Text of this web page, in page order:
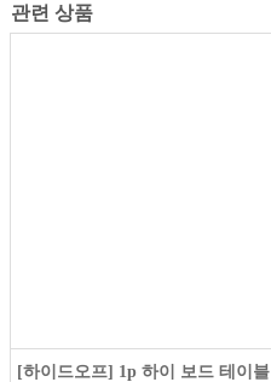
관련 상품
[하이드오프] 1p 하이 보드 테이블